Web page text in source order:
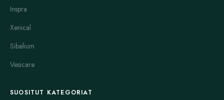
Inspra
Xenical
Sibelium
Vesicare
SUOSITUT KATEGORIAT